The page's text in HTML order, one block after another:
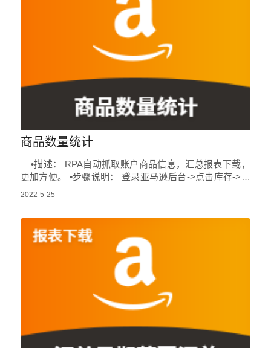
商品数量统计
•描述： RPA自动抓取账户商品信息，汇总报表下载，
更加方便。 •步骤说明： 登录亚马逊后台->点击库存->点
击管理库存->抓…
2022-5-25